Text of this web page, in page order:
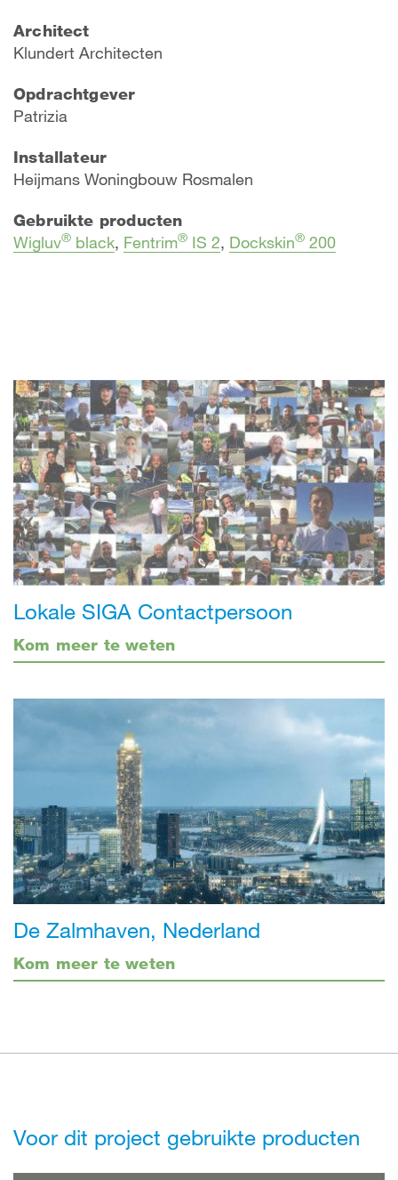
Architect
​Klundert Architecten
Opdrachtgever
Patrizia
Installateur
Heijmans Woningbouw Rosmalen
Gebruikte producten
Wigluv® black, Fentrim® IS 2, Dockskin® 200
Lokale SIGA Contactpersoon
Kom meer te weten
De Zalmhaven, Nederland
Kom meer te weten
Voor dit project gebruikte producten